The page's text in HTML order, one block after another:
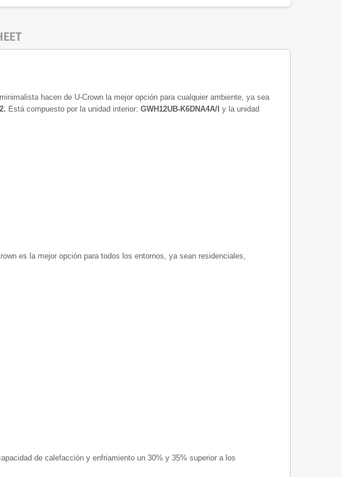
hacen de U-Crown la mejor opción para cualquier ambiente, ya sea
Está compuesto por la unidad interior: GWH12UB-K6DNA4A/I y la unidad
es la mejor opción para todos los entornos, ya sean residenciales,
de calefacción y enfriamiento un 30% y 35% superior a los